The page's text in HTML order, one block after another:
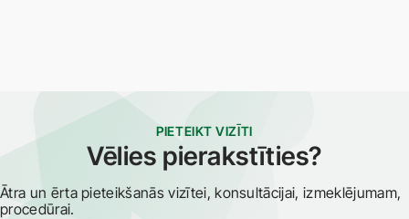
PIETEIKT VIZĪTI
Vēlies pierakstīties?
Ātra un ērta pieteikšanās vizītei, konsultācijai, izmeklējumam,
procedūrai.